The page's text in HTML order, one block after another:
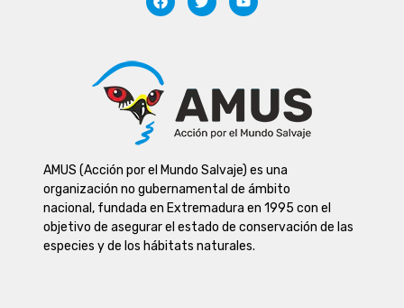
AMUS (Acción por el Mundo Salvaje) es una
organización no gubernamental de ámbito
nacional, fundada en Extremadura en 1995 con el
objetivo de asegurar el estado de conservación de las
especies y de los hábitats naturales.